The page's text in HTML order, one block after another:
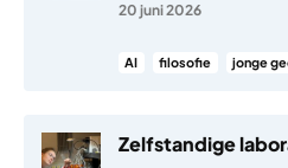
20 juni 2026
AI filosofie jonge
Zelfstandige